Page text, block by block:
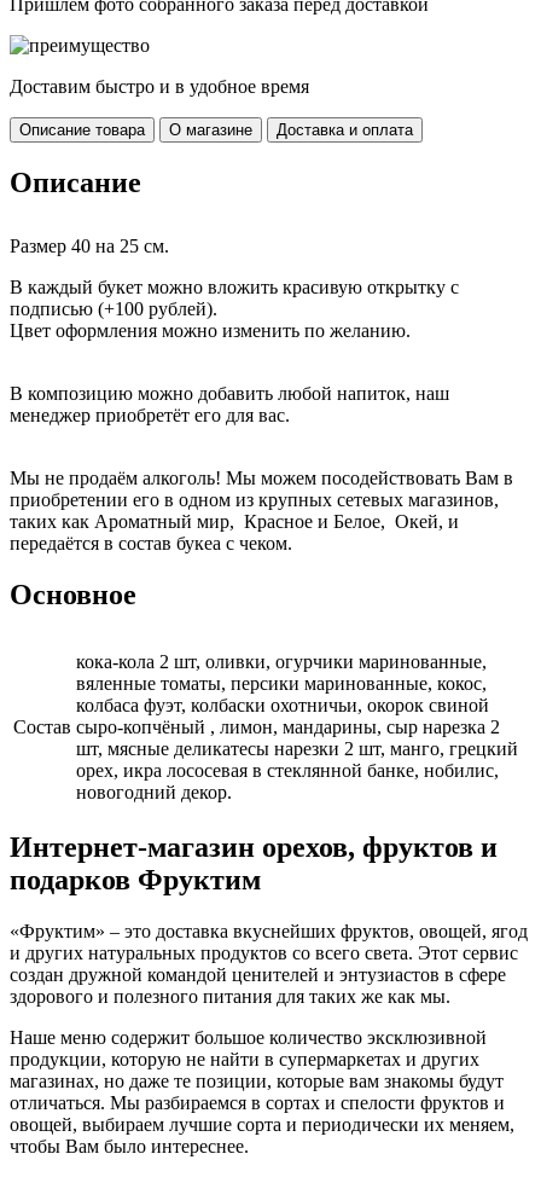
Пришлём фото собранного заказа перед доставкой
Доставим быстро и в удобное время
Описание товара О магазине Доставка и оплата
Описание
Размер 40 на 25 см.
В каждый букет можно вложить красивую открытку с
подписью (+100 рублей).
Цвет оформления можно изменить по желанию.
В композицию можно добавить любой напиток, наш
менеджер приобретёт его для вас.
Мы не продаём алкоголь! Мы можем посодействовать Вам в
приобретении его в одном из крупных сетевых магазинов,
таких как Ароматный мир, Красное и Белое, Окей, и
передаётся в состав букеа с чеком.
Основное
Cостав
кока-кола 2 шт, оливки, огурчики маринованные,
вяленные томаты, персики маринованные, кокос,
колбаса фуэт, колбаски охотничьи, окорок свиной
сыро-копчёный , лимон, мандарины, сыр нарезка 2
шт, мясные деликатесы нарезки 2 шт, манго, грецкий
орех, икра лососевая в стеклянной банке, нобилис,
новогодний декор.
Интернет-магазин орехов, фруктов и
подарков Фруктим
«Фруктим» – это доставка вкуснейших фруктов, овощей, ягод
и других натуральных продуктов со всего света. Этот сервис
создан дружной командой ценителей и энтузиастов в сфере
здорового и полезного питания для таких же как мы.
Наше меню содержит большое количество эксклюзивной
продукции, которую не найти в супермаркетах и других
магазинах, но даже те позиции, которые вам знакомы будут
отличаться. Мы разбираемся в сортах и спелости фруктов и
овощей, выбираем лучшие сорта и периодически их меняем,
чтобы Вам было интереснее.